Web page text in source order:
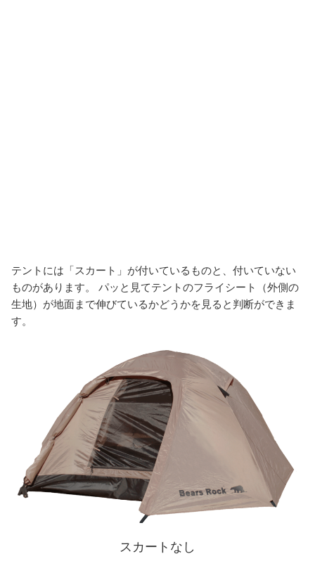
テントには「スカート」が付いているものと、付いていない
ものがあります。 パッと見てテントのフライシート（外側の
生地）が地面まで伸びているかどうかを見ると判断ができま
す。
スカートなし